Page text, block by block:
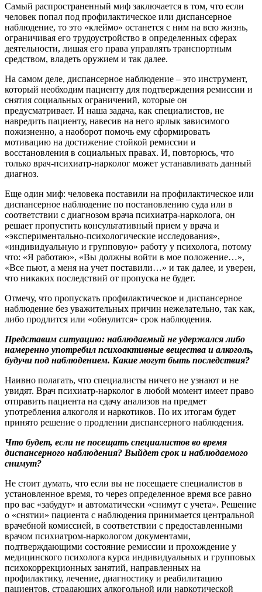
Самый распространенный миф заключается в том, что если
человек попал под профилактическое или диспансерное
наблюдение, то это «клеймо» останется с ним на всю жизнь,
ограничивая его трудоустройство в определенных сферах
деятельности, лишая его права управлять транспортным
средством, владеть оружием и так далее.
На самом деле, диспансерное наблюдение – это инструмент,
который необходим пациенту для подтверждения ремиссии и
снятия социальных ограничений, которые он
предусматривает. И наша задача, как специалистов, не
навредить пациенту, навесив на него ярлык зависимого
пожизненно, а наоборот помочь ему сформировать
мотивацию на достижение стойкой ремиссии и
восстановления в социальных правах. И, повторюсь, что
только врач-психиатр-нарколог может устанавливать данный
диагноз.
Еще один миф: человека поставили на профилактическое или
диспансерное наблюдение по постановлению суда или в
соответствии с диагнозом врача психиатра-нарколога, он
решает пропустить консультативный прием у врача и
«экспериментально-психологические исследования»,
«индивидуальную и групповую» работу у психолога, потому
что: «Я работаю», «Вы должны войти в мое положение…»,
«Все пьют, а меня на учет поставили…» и так далее, и уверен,
что никаких последствий от пропуска не будет.
Отмечу, что пропускать профилактическое и диспансерное
наблюдение без уважительных причин нежелательно, так как,
либо продлится или «обнулится» срок наблюдения.
Представим ситуацию: наблюдаемый не удержался либо
намеренно употребил психоактивные вещества и алкоголь,
будучи под наблюдением. Какие могут быть последствия?
Наивно полагать, что специалисты ничего не узнают и не
увидят. Врач психиатр-нарколог в любой момент имеет право
отправить пациента на сдачу анализов на предмет
употребления алкоголя и наркотиков. По их итогам будет
принято решение о продлении диспансерного наблюдения.
Что будет, если не посещать специалистов во время
диспансерного наблюдения? Выйдет срок и наблюдаемого
снимут?
Не стоит думать, что если вы не посещаете специалистов в
установленное время, то через определенное время все равно
про вас «забудут» и автоматически «снимут с учета». Решение
о «снятии» пациента с наблюдения принимается центральной
врачебной комиссией, в соответствии с предоставленными
врачом психиатром-наркологом документами,
подтверждающими состояние ремиссии и прохождение у
медицинского психолога курса индивидуальных и групповых
психокоррекционных занятий, направленных на
профилактику, лечение, диагностику и реабилитацию
пациентов, страдающих алкогольной или наркотической